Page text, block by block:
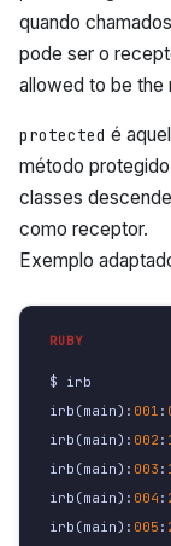
quando
pode ser o
allowed to be the
protected é
método
classes
como receptor.
Exemplo
$ irb
irb (main): 001 :
irb (main): 002 :
irb (main): 003 :
irb (main): 004 :
irb (main): 005 :